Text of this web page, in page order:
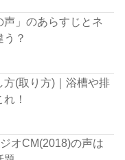
」のあらすじとネ
？
(取り方)｜浴槽や排
！
オCM(2018)の声は